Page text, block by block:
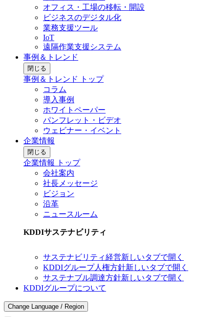
オフィス・工場の移転・開設
ビジネスのデジタル化
業務支援ツール
IoT
遠隔作業支援システム
事例＆トレンド
閉じる
事例＆トレンド トップ
コラム
導入事例
ホワイトペーパー
パンフレット・ビデオ
ウェビナー・イベント
企業情報
閉じる
企業情報 トップ
会社案内
社長メッセージ
ビジョン
沿革
ニュースルーム
KDDIサステナビリティ
サステナビリティ経営新しいタブで開く
KDDIグループ人権方針新しいタブで開く
サステナブル調達方針新しいタブで開く
KDDIグループについて
Change Language / Region